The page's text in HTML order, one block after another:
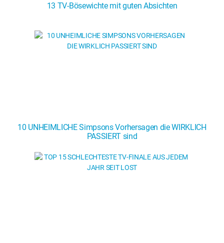
13 TV-Bösewichte mit guten Absichten
10 UNHEIMLICHE Simpsons Vorhersagen die WIRKLICH
PASSIERT sind